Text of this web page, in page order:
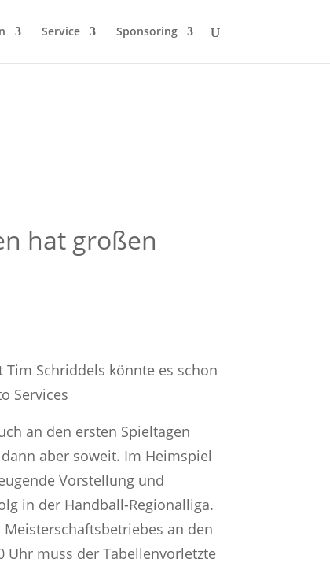
Service Sponsoring
hat großen
Schriddels könnte es schon
Services
an den ersten Spieltagen
aber soweit. Im Heimspiel
Vorstellung und
in der Handball-Regionalliga.
an den
Uhr muss der Tabellenvorletzte